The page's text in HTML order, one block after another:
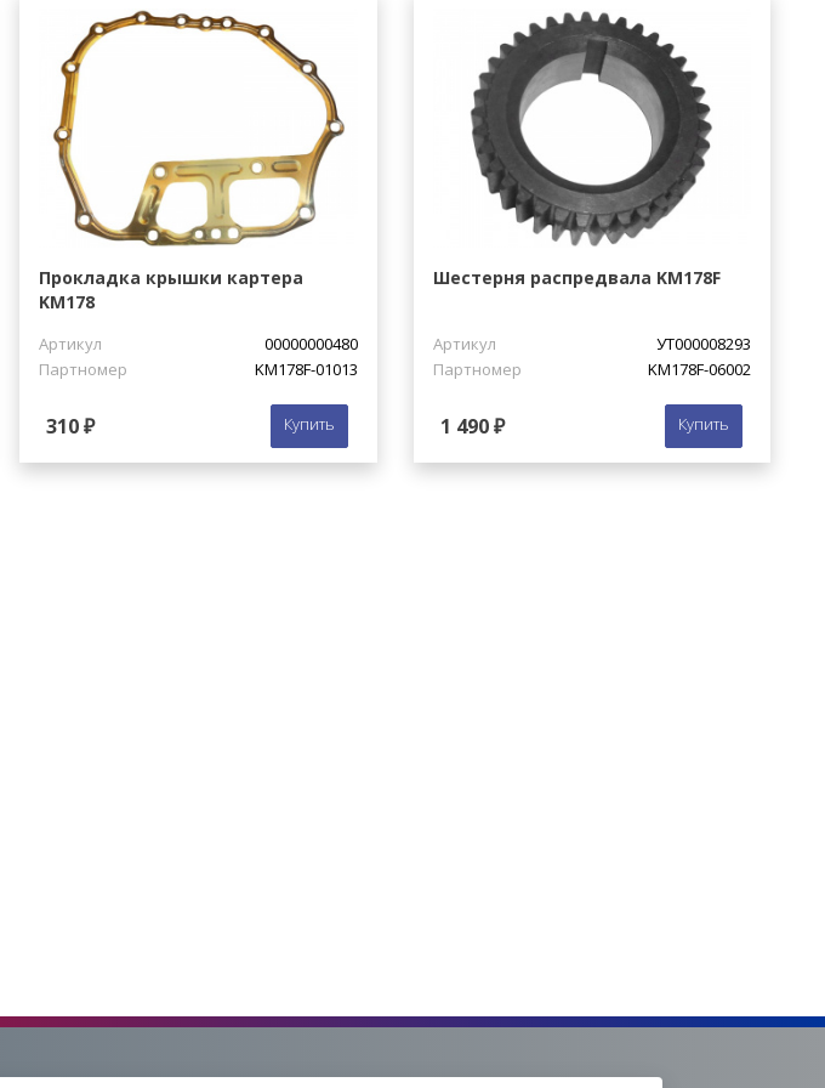
Прокладка крышки картера
KM178
Артикул
00000000480
Партномер
KM178F-01013
310 ₽ Купить
Шестерня распредвала KM178F
Артикул
УТ000008293
Партномер
KM178F-06002
1 490 ₽ Купить